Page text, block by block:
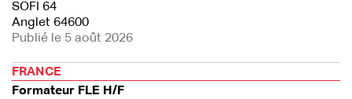
SOFI 64
Anglet 64600
Publié le 5 août 2026
FRANCE
Formateur FLE H/F